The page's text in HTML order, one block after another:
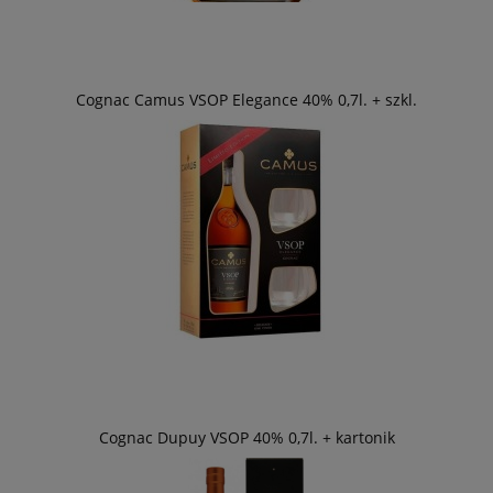
Cognac Camus VSOP Elegance 40% 0,7l. + szkl.
Cognac Dupuy VSOP 40% 0,7l. + kartonik